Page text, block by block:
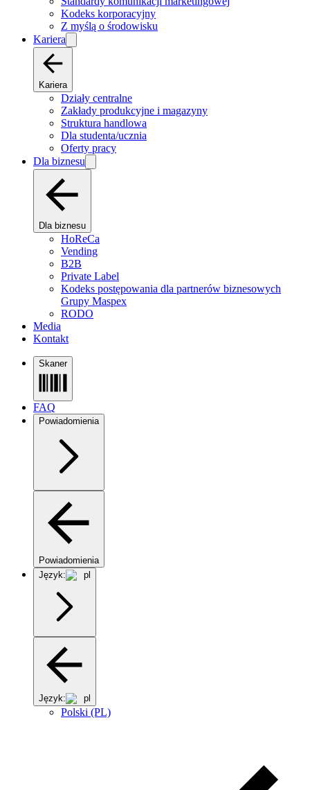
Kodeks korporacyjny
Z myślą o środowisku
Kariera
Kariera
Działy centralne
Zakłady produkcyjne i magazyny
Struktura handlowa
Dla studenta/ucznia
Oferty pracy
Dla biznesu
Dla biznesu
HoReCa
Vending
B2B
Private Label
Kodeks postępowania dla partnerów biznesowych
Grupy Maspex
RODO
Media
Kontakt
Skaner
FAQ
Powiadomienia
Powiadomienia
Język:
pl
Język: pl
Polski (PL)